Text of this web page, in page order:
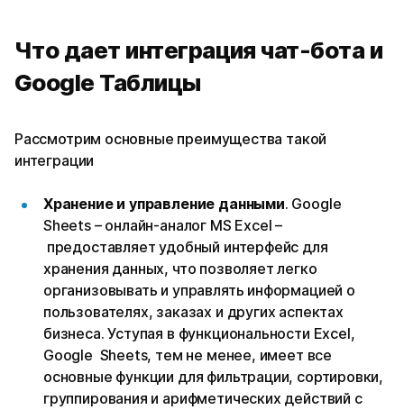
Что дает интеграция чат-бота и
Google Таблицы
Рассмотрим основные преимущества такой
интеграции
Хранение и управление данными. Google
Sheets – онлайн-аналог MS Excel –
предоставляет удобный интерфейс для
хранения данных, что позволяет легко
организовывать и управлять информацией о
пользователях, заказах и других аспектах
бизнеса. Уступая в функциональности Excel,
Google Sheets, тем не менее, имеет все
основные функции для фильтрации, сортировки,
группирования и арифметических действий с